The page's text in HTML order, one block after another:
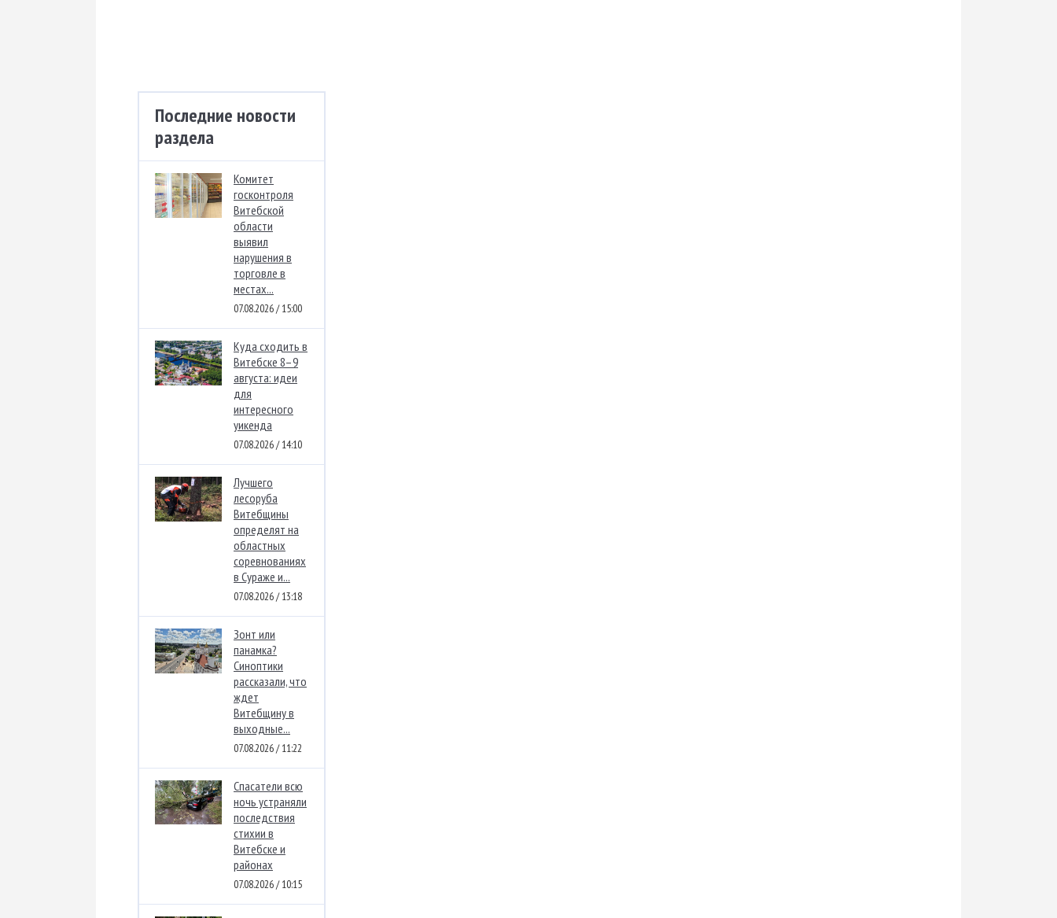
Последние новости
раздела
Комитет
госконтроля
Витебской
области
выявил
нарушения в
торговле в
местах...
07.08.2026 / 15:00
Куда сходить в
Витебске 8–9
августа: идеи
для
интересного
уикенда
07.08.2026 / 14:10
Лучшего
лесоруба
Витебщины
определят на
областных
соревнованиях
в Сураже и...
07.08.2026 / 13:18
Зонт или
панамка?
Синоптики
рассказали, что
ждет
Витебщину в
выходные...
07.08.2026 / 11:22
Спасатели всю
ночь устраняли
последствия
стихии в
Витебске и
районах
07.08.2026 / 10:15